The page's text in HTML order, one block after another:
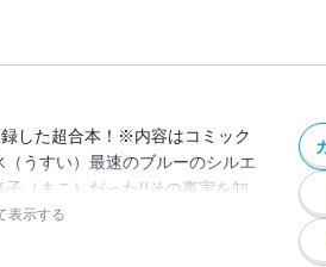
録した超合本！※内容はコミック
うすい）最速のブルーのシルエ
（まこ）だった!!その事実を知
を呼び出した真子は「今年の夏
表示する